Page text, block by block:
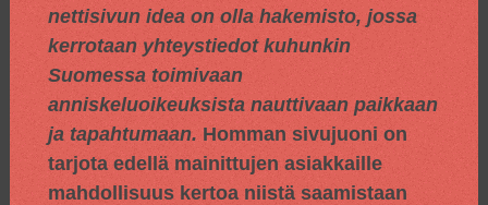
nettisivun idea on olla hakemisto, jossa
kerrotaan yhteystiedot kuhunkin
Suomessa toimivaan
anniskeluoikeuksista nauttivaan paikkaan
ja tapahtumaan. Homman sivujuoni on
tarjota edellä mainittujen asiakkaille
mahdollisuus kertoa niistä saamistaan